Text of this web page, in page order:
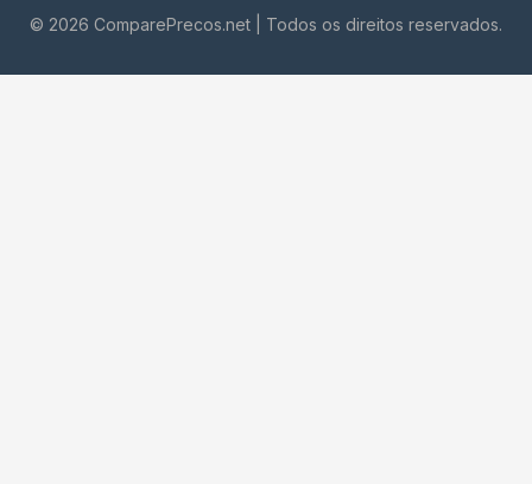
© 2026 ComparePrecos.net | Todos os direitos reservados.